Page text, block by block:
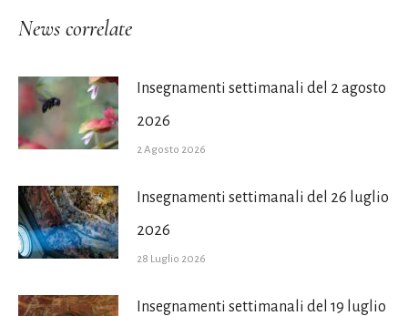
News correlate
Insegnamenti settimanali del 2 agosto
2026
2 Agosto 2026
Insegnamenti settimanali del 26 luglio
2026
28 Luglio 2026
Insegnamenti settimanali del 19 luglio